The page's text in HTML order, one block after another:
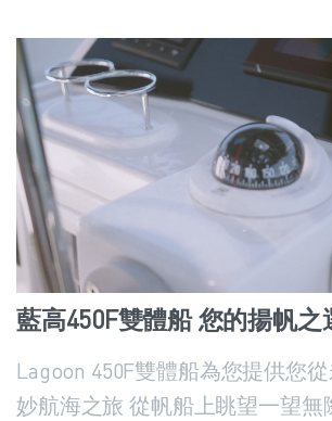
藍高450F雙體船 您的揚帆之
Lagoon 450F雙體船為您提供您
妙航海之旅 從帆船上眺望一望無